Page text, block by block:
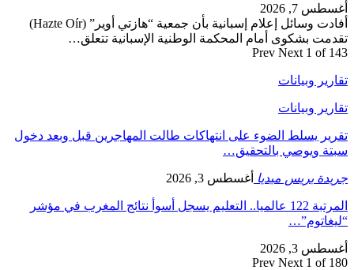
أغسطس 7, 2026
أفادت وسائل إعلام إسبانية بأن جمعية “هازتي أوير” (Hazte Oír)
تقدمت بشكوى أمام المحكمة الوطنية الإسبانية تتعلق…
Prev Next 1 of 143
تقارير وبيانات
تقارير وبيانات
تقرير يسلط الضوء على انتهاكات طالت المهاجرين قبل وبعد دخول
سبتة ويوصي بالتحقيق…
جريدة بريس ميديا أغسطس 3, 2026
المرتبة 122 عالميا.. التعليم يسجل أسوأ نتائج المغرب في مؤشر
“ليغاتوم”…
أغسطس 3, 2026
Prev Next 1 of 180